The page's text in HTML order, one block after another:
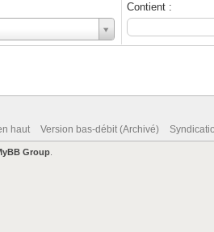
Contient :
haut Version bas-débit (Archivé)
Group